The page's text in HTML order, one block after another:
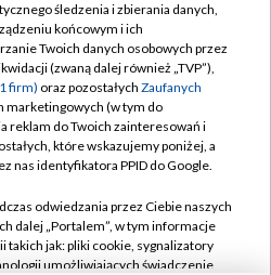
TVP
TVP
prywatności
zgody
Pomoc
Kontakt
śledzenia i zbierania danych,
końcowym i ich
Twoich danych osobowych przez
(zwaną dalej również „TVP”),
firm) oraz pozostałych Zaufanych
marketingowych (w tym do
reklam do Twoich zainteresowań i
które wskazujemy poniżej, a
nas identyfikatora PPID do Google.
odwiedzania przez Ciebie naszych
dalej „Portalem”, w tym informacje
takich jak: pliki cookie, sygnalizatory
umożliwiających świadczenie